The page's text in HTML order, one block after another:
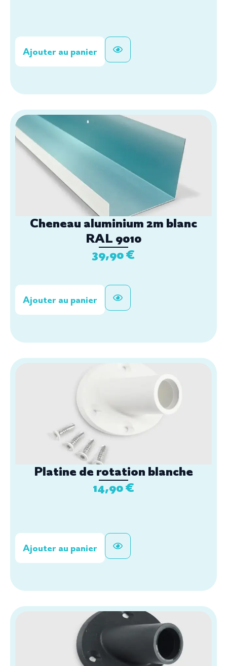
Ajouter au panier
Cheneau aluminium 2m blanc
RAL 9010
39,90€
Ajouter au panier
Platine de rotation blanche
14,90€
Ajouter au panier